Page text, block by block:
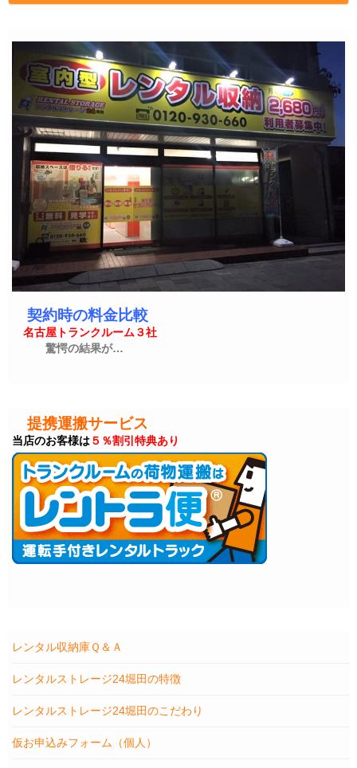
契約時の料金比較
名古屋トランクルーム３社
驚愕の結果が…
提携運搬サービス
当店のお客様は５％割引特典あり
レンタル収納庫Ｑ＆Ａ
レンタルストレージ24堀田の特徴
レンタルストレージ24堀田のこだわり
仮お申込みフォーム（個人）